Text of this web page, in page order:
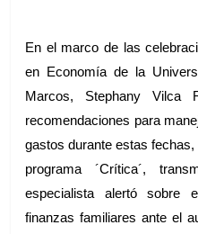
En el marco de las
en Economía de la
Marcos, Stephany Vilca
recomendaciones para
gastos durante estas
programa ´Crítica´,
especialista alertó sobre
finanzas familiares ante el